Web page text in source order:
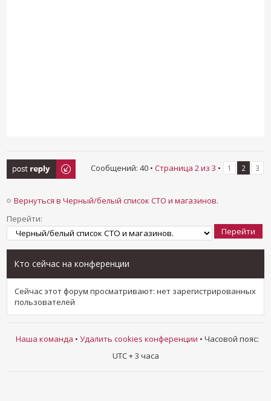
Ответить Сообщений: 40 • Страница 2из 3 • 1 2 3
Вернуться в Черный/белый список СТО и магазинов.
Перейти:
Кто сейчас на конференции
Сейчас этот форум просматривают: нет зарегистрированных
пользователей
Наша команда • Удалить cookies конференции • Часовой пояс:
UTC + 3 часа